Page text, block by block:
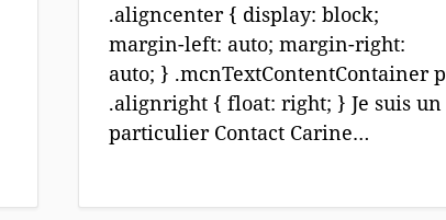
.aligncenter { display: block;
margin-left: auto; margin-right:
auto; } .mcnTextContentContainer p
.alignright { float: right; } Je suis un
particulier Contact Carine…